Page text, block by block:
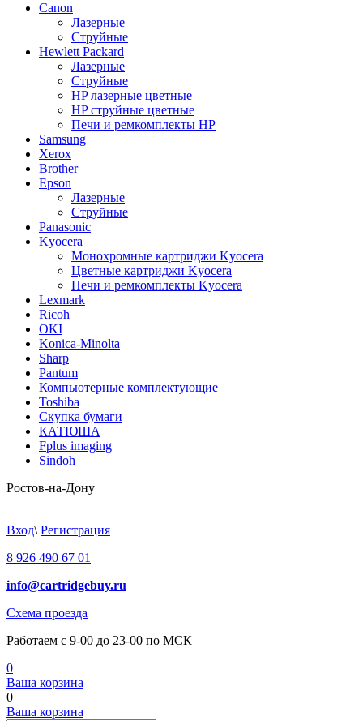
Canon
Лазерные
Струйные
Hewlett Packard
Лазерные
Струйные
HP лазерные цветные
HP струйные цветные
Печи и ремкомплекты HP
Samsung
Xerox
Brother
Epson
Лазерные
Струйные
Panasonic
Kyocera
Монохромные картриджи Kyocera
Цветные картриджи Kyocera
Печи и ремкомплекты Kyocera
Lexmark
Ricoh
OKI
Konica-Minolta
Sharp
Pantum
Компьютерные комплектующие
Toshiba
Скупка бумаги
КАТЮША
Fplus imaging
Sindoh
Ростов-на-Дону
Вход\ Регистрация
8 926 490 67 01
info@cartridgebuy.ru
Схема проезда
Работаем с 9-00 до 23-00 по МСК
0
Ваша корзина
0
Ваша корзина